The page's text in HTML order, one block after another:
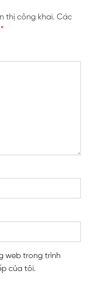
thị công khai. Các
*
web trong trình
của tôi.